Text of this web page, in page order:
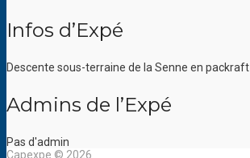
Infos d’Expé
Descente sous-terraine de la Senne en packraft
Admins de l’Expé
Pas d'admin
Capexpe © 2026